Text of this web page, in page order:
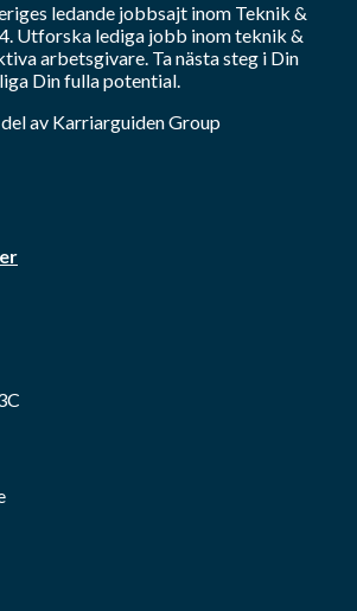
ledande jobbsajt inom Teknik &
Utforska lediga jobb inomteknik &
arbetsgivare. Ta nästa steg i Din
Din fulla potential.
del av Karriarguiden Group